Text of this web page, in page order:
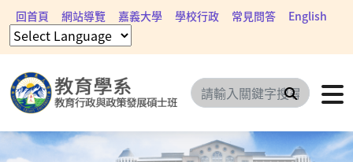
回首頁 網站導覽 嘉義大學 學校行政 常見問答 English
搜尋